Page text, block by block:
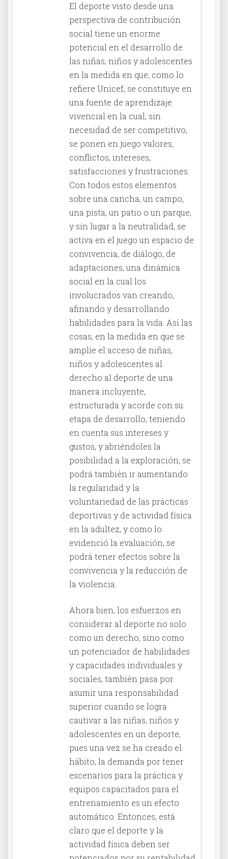
El deporte visto desde una
perspectiva de contribución
social tiene un enorme
potencial en el desarrollo de
las niñas, niños y adolescentes
en la medida en que, como lo
refiere Unicef, se constituye en
una fuente de aprendizaje
vivencial en la cual, sin
necesidad de ser competitivo,
se ponen en juego valores,
conflictos, intereses,
satisfacciones y frustraciones.
Con todos estos elementos
sobre una cancha, un campo,
una pista, un patio o un parque,
y sin lugar a la neutralidad, se
activa en el juego un espacio de
convivencia, de diálogo, de
adaptaciones, una dinámica
social en la cual los
involucrados van creando,
afinando y desarrollando
habilidades para la vida. Así las
cosas, en la medida en que se
amplíe el acceso de niñas,
niños y adolescentes al
derecho al deporte de una
manera incluyente,
estructurada y acorde con su
etapa de desarrollo, teniendo
en cuenta sus intereses y
gustos, y abriéndoles la
posibilidad a la exploración, se
podrá también ir aumentando
la regularidad y la
voluntariedad de las prácticas
deportivas y de actividad física
en la adultez, y como lo
evidenció la evaluación, se
podrá tener efectos sobre la
convivencia y la reducción de
la violencia.
Ahora bien, los esfuerzos en
considerar al deporte no solo
como un derecho, sino como
un potenciador de habilidades
y capacidades individuales y
sociales, también pasa por
asumir una responsabilidad
superior cuando se logra
cautivar a las niñas, niños y
adolescentes en un deporte,
pues una vez se ha creado el
hábito, la demanda por tener
escenarios para la práctica y
equipos capacitados para el
entrenamiento es un efecto
automático. Entonces, está
claro que el deporte y la
actividad física deben ser